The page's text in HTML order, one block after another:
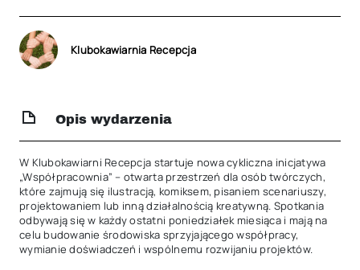
Klubokawiarnia Recepcja
Opis wydarzenia
W Klubokawiarni Recepcja startuje nowa cykliczna inicjatywa
„Współpracownia” – otwarta przestrzeń dla osób twórczych,
które zajmują się ilustracją, komiksem, pisaniem scenariuszy,
projektowaniem lub inną działalnością kreatywną. Spotkania
odbywają się w każdy ostatni poniedziałek miesiąca i mają na
celu budowanie środowiska sprzyjającego współpracy,
wymianie doświadczeń i wspólnemu rozwijaniu projektów.